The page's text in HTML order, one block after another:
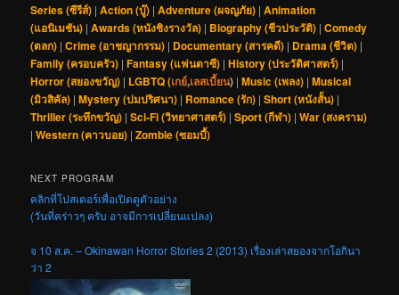
Series (ซีรีส์) |Action (บู๊) |Adventure (ผจญภัย) |Animation
(แอนิเมชัน) |Awards (หนังชิงรางวัล) | Biography (ชีวประวัติ) |Comedy
(ตลก) |Crime (อาชญากรรม) | Documentary (สารคดี) | Drama (ชีวิต) |
Family (ครอบครัว) |Fantasy (แฟนตาซี) |History (ประวัติศาสตร์) |
Horror (สยองขวัญ) | LGBTQ (เกย์,เลสเบี้ยน) |Music (เพลง) |Musical
(มิวสิคัล) |Mystery (ปมปริศนา) | Romance (รัก) |Short (หนังสั้น) |
Thriller (ระทึกขวัญ) |Sci-Fi (วิทยาศาสตร์) |Sport (กีฬา) |War (สงคราม)
|Western (คาวบอย) |Zombie (ซอมบี้)
NEXT PROGRAM
คลิกที่โปสเตอร์เพื่อเปิดดูตัวอย่าง
(วันที่คร่าวๆ ครับ อาจมีการเปลี่ยนแปลง)
จ 10 ส.ค. – Okinawan Horror Stories 2 (2013) เรื่องเล่าสยองจากโอกินา
ว่า 2